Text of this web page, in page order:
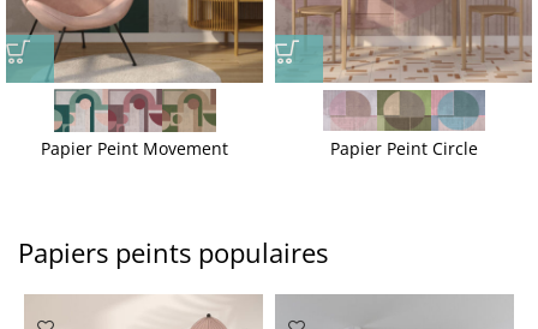
Papier Peint Movement Papier Peint Circle
Papiers peints populaires